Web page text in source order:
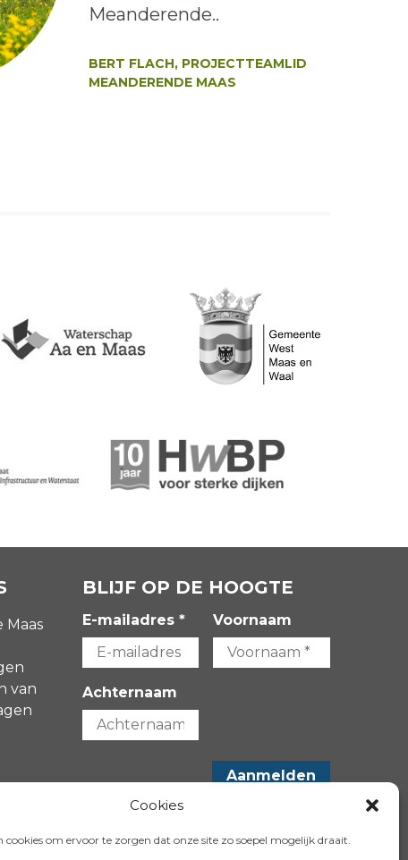
Cookies
cookies om ervoor te zorgen dat onze site zo soepel mogelijk draait.
Meanderende..
BERT FLACH, PROJECTTEAMLID
MEANDERENDE MAAS
van
BLIJF OP DE HOOGTE
E-mailadres * Voornaam
Achternaam